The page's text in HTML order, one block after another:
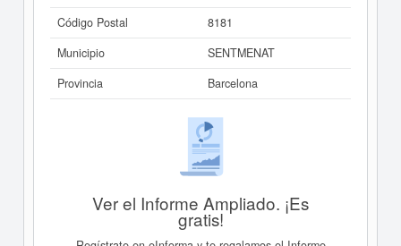
Código Postal
8181
Municipio
SENTMENAT
Provincia
Barcelona
Ver el Informe Ampliado. ¡Es
gratis!